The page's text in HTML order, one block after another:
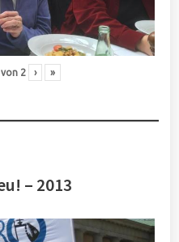
von 2 › »
– 2013